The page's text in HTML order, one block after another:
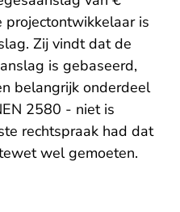
is
Zij vindt dat de
is gebaseerd,
belangrijk onderdeel
2580 - niet is
rechtspraak had dat
wel gemoeten.